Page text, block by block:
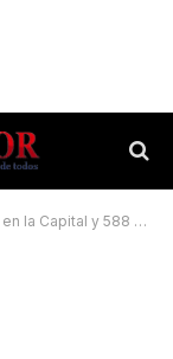
y 588 en el interior